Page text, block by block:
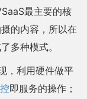
最主要的核
的内容，所以在
多种模式。
，利用硬件做平
即服务的操作；